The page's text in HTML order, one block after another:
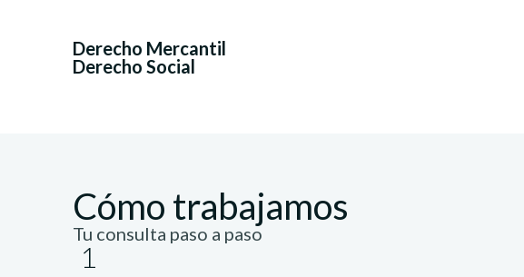
Derecho Mercantil
Derecho Social
Cómo trabajamos
Tu consulta paso a paso
1